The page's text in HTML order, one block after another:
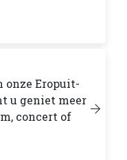
onze Eropuit-
u geniet meer
concert of